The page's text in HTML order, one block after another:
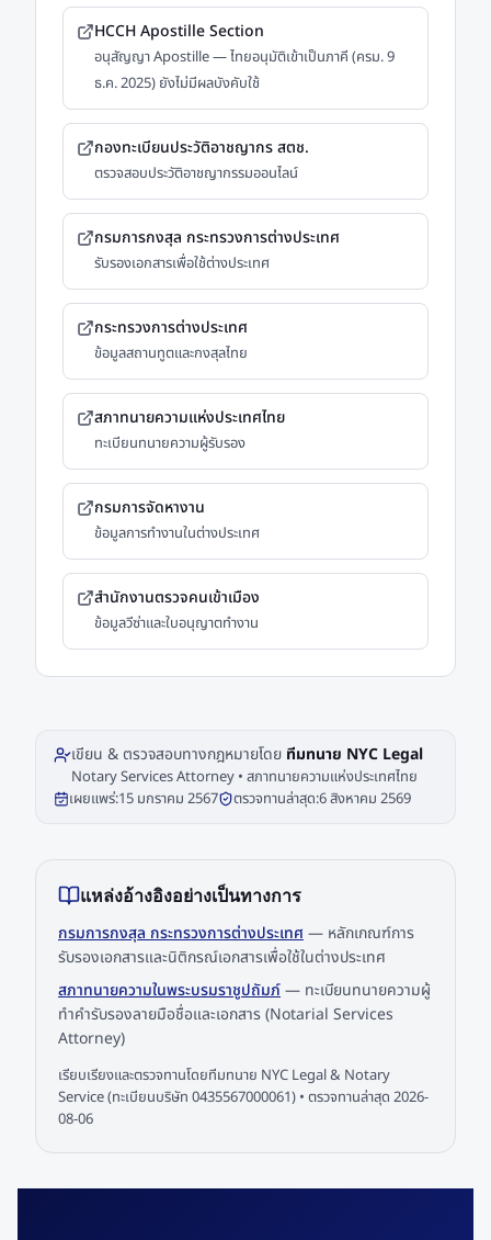
HCCH Apostille Section
อนุสัญญา Apostille — ไทยอนุมัติเข้าเป็นภาคี (ครม. 9
ธ.ค. 2025) ยังไม่มีผลบังคับใช้
กองทะเบียนประวัติอาชญากร สตช.
ตรวจสอบประวัติอาชญากรรมออนไลน์
กรมการกงสุล กระทรวงการต่างประเทศ
รับรองเอกสารเพื่อใช้ต่างประเทศ
กระทรวงการต่างประเทศ
ข้อมูลสถานทูตและกงสุลไทย
สภาทนายความแห่งประเทศไทย
ทะเบียนทนายความผู้รับรอง
กรมการจัดหางาน
ข้อมูลการทำงานในต่างประเทศ
สำนักงานตรวจคนเข้าเมือง
ข้อมูลวีซ่าและใบอนุญาตทำงาน
เขียน & ตรวจสอบทางกฎหมายโดย ทีมทนาย NYC Legal
Notary Services Attorney • สภาทนายความแห่งประเทศไทย
เผยแพร่:15 มกราคม 2567 ตรวจทานล่าสุด:6 สิงหาคม 2569
แหล่งอ้างอิงอย่างเป็นทางการ
กรมการกงสุล กระทรวงการต่างประเทศ — หลักเกณฑ์การ
รับรองเอกสารและนิติกรณ์เอกสารเพื่อใช้ในต่างประเทศ
สภาทนายความในพระบรมราชูปถัมภ์— ทะเบียนทนายความผู้
ทำคำรับรองลายมือชื่อและเอกสาร (Notarial Services
Attorney)
เรียบเรียงและตรวจทานโดยทีมทนาย NYC Legal & Notary
Service (ทะเบียนบริษัท 0435567000061) • ตรวจทานล่าสุด 2026-
08-06